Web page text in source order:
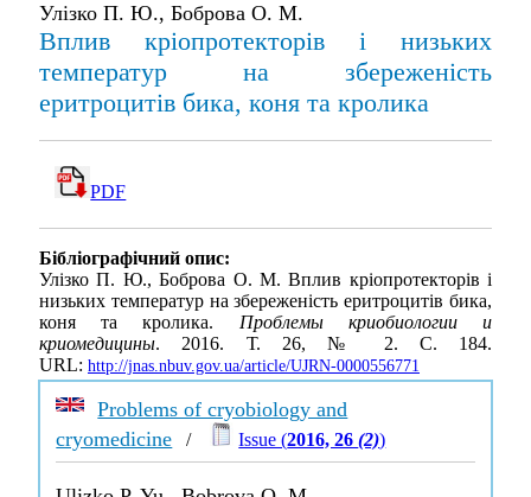
Улізко П. Ю., Боброва О. М.
Вплив кріопротекторів і низьких
температур на збереженість
еритроцитів бика, коня та кролика
PDF
Бібліографічний опис:
Улізко П. Ю., Боброва О. М. Вплив кріопротекторів і
низьких температур на збереженість еритроцитів бика,
коня та кролика. Проблемы криобиологии и
криомедицины. 2016. Т. 26, № 2. С. 184.
URL: http://jnas.nbuv.gov.ua/article/UJRN-0000556771
Problems of cryobiology and
cryomedicine / Issue (2016, 26(2))